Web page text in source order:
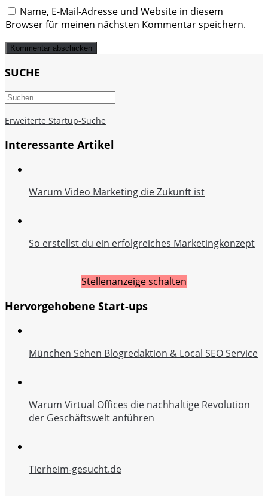
Name, E-Mail-Adresse und Website in diesem
Browser für meinen nächsten Kommentar speichern.
SUCHE
Erweiterte Startup-Suche
Interessante Artikel
Warum Video Marketing die Zukunft ist
So erstellst du ein erfolgreiches Marketingkonzept
Stellenanzeige schalten
Hervorgehobene Start-ups
München Sehen Blogredaktion & Local SEO Service
Warum Virtual Offices die nachhaltige Revolution
der Geschäftswelt anführen
Tierheim-gesucht.de